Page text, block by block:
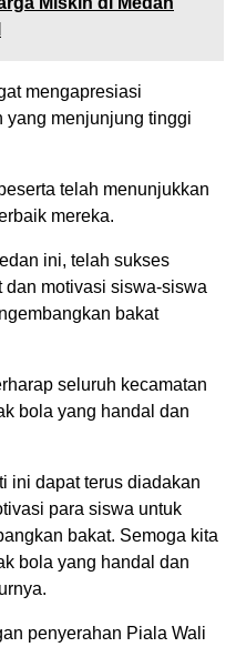
mengapresiasi
yang menjunjung tinggi
telah menunjukkan
mereka.
ini, telah sukses
motivasi siswa-siswa
bakat
seluruh kecamatan
bola yang handal dan
ini dapat terus diadakan
para siswa untuk
bakat. Semoga kita
bola yang handal dan
penyerahan Piala Wali